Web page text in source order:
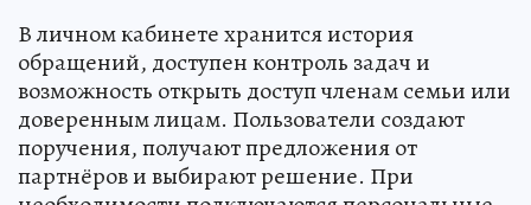
В личном кабинете хранится история
обращений, доступен контроль задач и
возможность открыть доступ членам семьи или
доверенным лицам. Пользователи создают
поручения, получают предложения от
партнёров и выбирают решение. При